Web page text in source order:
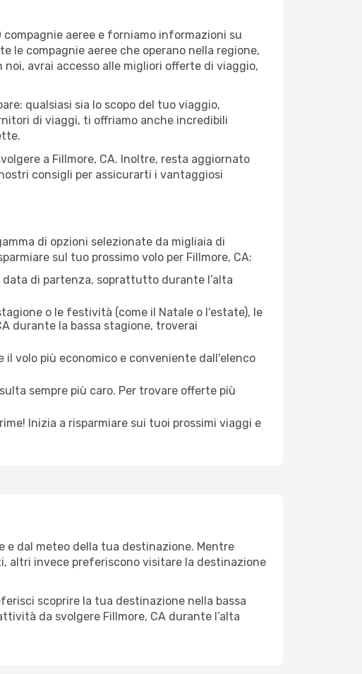
aeree e forniamo informazioni su
compagnie aeree che operano nella regione,
avrai accesso alle migliori offerte di viaggio,
qualsiasi sia lo scopo del tuo viaggio,
di viaggi, ti offriamo anche incredibili
a Fillmore, CA. Inoltre, resta aggiornato
consigli per assicurarti i vantaggiosi
di opzioni selezionate da migliaia di
sul tuo prossimo volo per Fillmore, CA:
di partenza, soprattutto durante l’alta
o le festività (come il Natale o l'estate), le
durante la bassa stagione, troverai
volo più economico e conveniente dall'elenco
sempre più caro. Per trovare offerte più
Inizia a risparmiare sui tuoi prossimi viaggi e
e dal meteo della tua destinazione. Mentre
altri invece preferiscono visitare la destinazione
scoprire la tua destinazione nella bassa
da svolgere Fillmore, CA durante l’alta